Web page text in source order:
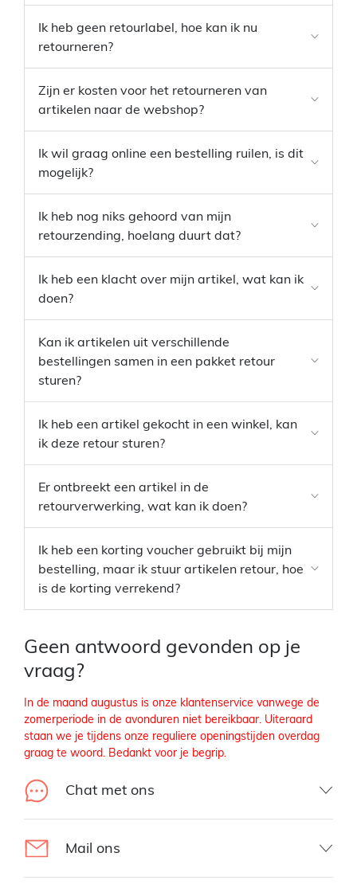
Ik heb geen retourlabel, hoe kan ik nu
retourneren?
Zijn er kosten voor het retourneren van
artikelen naar de webshop?
Ik wil graag online een bestelling ruilen, is dit
mogelijk?
Ik heb nog niks gehoord van mijn
retourzending, hoelang duurt dat?
Ik heb een klacht over mijn artikel, wat kan ik
doen?
Kan ik artikelen uit verschillende
bestellingen samen in een pakket retour
sturen?
Ik heb een artikel gekocht in een winkel, kan
ik deze retour sturen?
Er ontbreekt een artikel in de
retourverwerking, wat kan ik doen?
Ik heb een korting voucher gebruikt bij mijn
bestelling, maar ik stuur artikelen retour, hoe
is de korting verrekend?
Geen antwoord gevonden op je
vraag?
In de maand augustus is onze klantenservice vanwege de
zomerperiode in de avonduren niet bereikbaar. Uiteraard
staan we je tijdens onze reguliere openingstijden overdag
graag te woord. Bedankt voor je begrip.
Chat met ons
Mail ons